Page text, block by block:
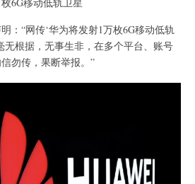
：“网传‘华为将发射1万枚6G移动低轨
无根据，无事生非，在多个平台、账号
勿传，果断举报。”